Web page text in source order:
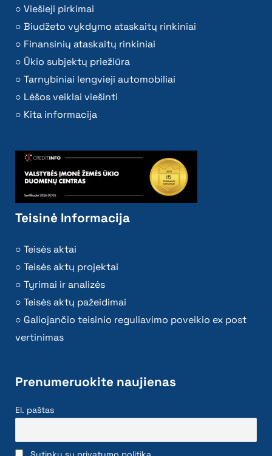
Viešieji pirkimai
Biudžeto vykdymo ataskaitų rinkiniai
Finansinių ataskaitų rinkiniai
Ūkio subjektų priežiūra
Tarnybiniai lengvieji automobiliai
Lėšos veiklai viešinti
Kita informacija
Teisinė Informacija
Teisės aktai
Teisės aktų projektai
Tyrimai ir analizės
Teisės aktų pažeidimai
Galiojančio teisinio reguliavimo poveikio ex post
vertinimas
Prenumeruokite naujienas
El. paštas